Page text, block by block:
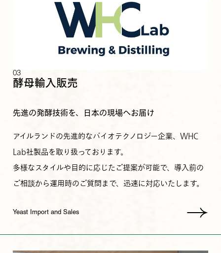
03
酵母輸入販売
先進の発酵技術を、日本の現場へお届け
アイルランドの先進的なバイオテクノロジー企業、WHC
Lab社製品を取り扱っております。
多様なスタイルや目的に応じたご提案が可能で、導入前の
ご相談から運用時のご質問まで、迅速に対応いたします。
Yeast Import and Sales